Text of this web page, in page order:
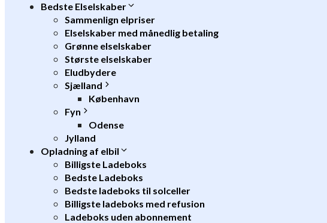
Bedste Elselskaber
Sammenlign elpriser
Elselskaber med månedlig betaling
Grønne elselskaber
Største elselskaber
Eludbydere
Sjælland
København
Fyn
Odense
Jylland
Opladning af elbil
Billigste Ladeboks
Bedste Ladeboks
Bedste ladeboks til solceller
Billigste ladeboks med refusion
Ladeboks uden abonnement